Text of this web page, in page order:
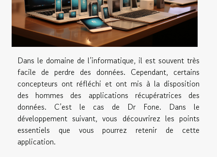
Dans le domaine de l’informatique, il est souvent très
facile de perdre des données. Cependant, certains
concepteurs ont réfléchi et ont mis à la disposition
des hommes des applications récupératrices des
données. C’est le cas de Dr Fone. Dans le
développement suivant, vous découvrirez les points
essentiels que vous pourrez retenir de cette
application.